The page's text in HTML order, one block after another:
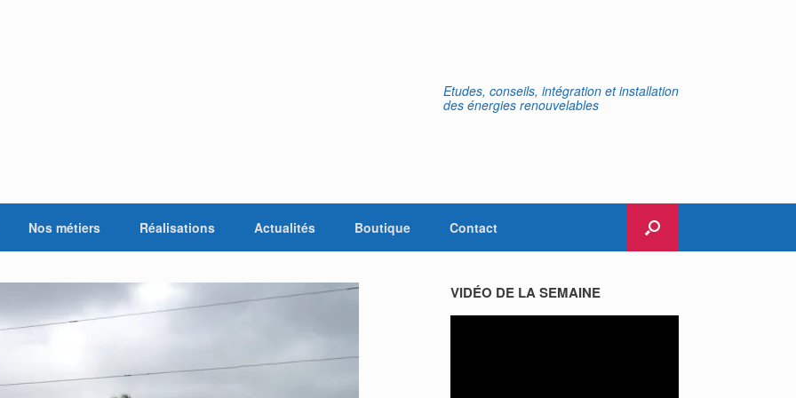
Etudes, conseils, intégration et installation
des énergies renouvelables
Nos métiers Réalisations Actualités Boutique Contact
VIDÉO DE LA SEMAINE